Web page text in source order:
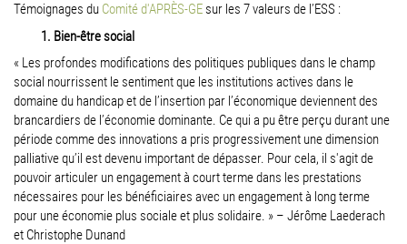
Témoignages du Comité d'APRÈS-GE sur les 7 valeurs de l’ESS :
1. Bien-être social
« Les profondes modifications des politiques publiques dans le champ
social nourrissent le sentiment que les institutions actives dans le
domaine du handicap et de l’insertion par l’économique deviennent des
brancardiers de l’économie dominante. Ce qui a pu être perçu durant une
période comme des innovations a pris progressivement une dimension
palliative qu’il est devenu important de dépasser. Pour cela, il s'agit de
pouvoir articuler un engagement à court terme dans les prestations
nécessaires pour les bénéficiaires avec un engagement à long terme
pour une économie plus sociale et plus solidaire. » – Jérôme Laederach
et Christophe Dunand